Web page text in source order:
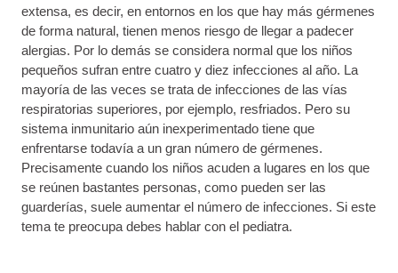
extensa, es decir, en entornos en los que hay más gérmenes
de forma natural, tienen menos riesgo de llegar a padecer
alergias. Por lo demás se considera normal que los niños
pequeños sufran entre cuatro y diez infecciones al año. La
mayoría de las veces se trata de infecciones de las vías
respiratorias superiores, por ejemplo, resfriados. Pero su
sistema inmunitario aún inexperimentado tiene que
enfrentarse todavía a un gran número de gérmenes.
Precisamente cuando los niños acuden a lugares en los que
se reúnen bastantes personas, como pueden ser las
guarderías, suele aumentar el número de infecciones. Si este
tema te preocupa debes hablar con el pediatra.